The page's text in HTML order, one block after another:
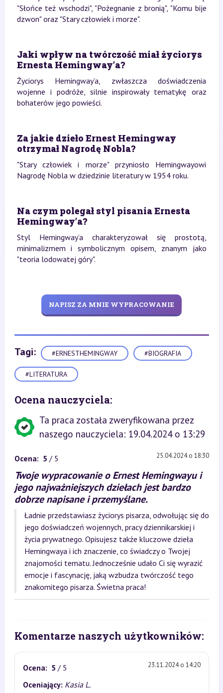
"Słońce też wschodzi", "Pożegnanie z bronią", "Komu bije
dzwon" oraz "Stary człowiek i morze".
Jaki wpływ na twórczość miał życiorys
Ernesta Hemingway’a?
Życiorys Hemingway’a, zwłaszcza doświadczenia
wojenne i podróże, silnie inspirowały tematykę oraz
bohaterów jego powieści.
Za jakie dzieło Ernest Hemingway
otrzymał Nagrodę Nobla?
"Stary człowiek i morze" przyniosło Hemingwayowi
Nagrodę Nobla w dziedzinie literatury w 1954 roku.
Na czym polegał styl pisania Ernesta
Hemingway’a?
Styl Hemingway’a charakteryzował się prostotą,
minimalizmem i symbolicznym opisem, znanym jako
"teoria lodowatej góry".
NAPISZ ZA MNIE WYPRACOWANIE
Tagi: #ERNESTHEMINGWAY #BIOGRAFIA
#LITERATURA
Ocena nauczyciela:
Ta praca została zweryfikowana przez
naszego nauczyciela: 19.04.2024 o 13:29
Ocena: 5 / 5 25.04.2024 o 18:30
Twoje wypracowanie o Ernest Hemingwayu i
jego najważniejszych dziełach jest bardzo
dobrze napisane i przemyślane.
Ładnie przedstawiasz życiorys pisarza, odwołując się do
jego doświadczeń wojennych, pracy dziennikarskiej i
życia prywatnego. Opisujesz także kluczowe dzieła
Hemingwaya i ich znaczenie, co świadczy o Twojej
znajomości tematu. Jednocześnie udało Ci się wyrazić
emocje i fascynację, jaką wzbudza twórczość tego
znakomitego pisarza. Świetna praca!
Komentarze naszych użytkowników:
Ocena: 5 / 5 23.11.2024 o 14:20
Oceniający: Kasia L.